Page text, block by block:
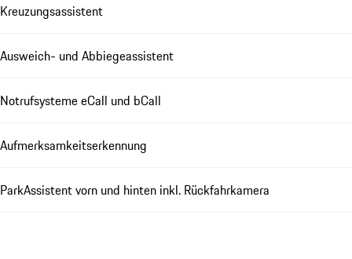
Kreuzungsassistent
Ausweich- und Abbiegeassistent
Notrufsysteme eCall und bCall
Aufmerksamkeitserkennung
ParkAssistent vorn und hinten inkl. Rückfahrkamera